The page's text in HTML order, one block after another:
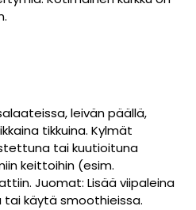
leivän päällä,
tikkuina. Kylmät
tai kuutioituna
keittoihin (esim.
Juomat: Lisää viipaleina
käytä smoothieissa.